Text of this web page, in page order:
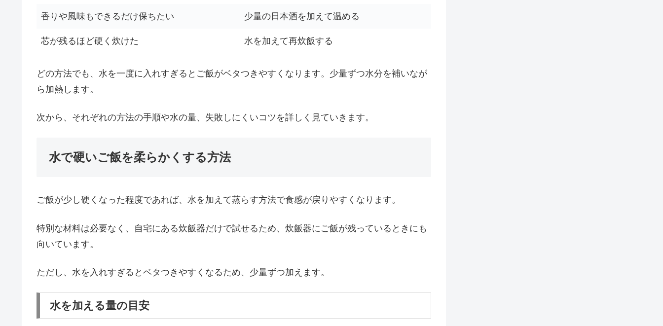
香りや風味もできるだけ保ちたい 少量の日本酒を加えて温める
芯が残るほど硬く炊けた 水を加えて再炊飯する
どの方法でも、水を一度に入れすぎるとご飯がベタつきやすくなります。少量ずつ水分を補いなが
ら加熱します。
次から、それぞれの方法の手順や水の量、失敗しにくいコツを詳しく見ていきます。
水で硬いご飯を柔らかくする方法
ご飯が少し硬くなった程度であれば、水を加えて蒸らす方法で食感が戻りやすくなります。
特別な材料は必要なく、自宅にある炊飯器だけで試せるため、炊飯器にご飯が残っているときにも
向いています。
ただし、水を入れすぎるとベタつきやすくなるため、少量ずつ加えます。
水を加える量の目安